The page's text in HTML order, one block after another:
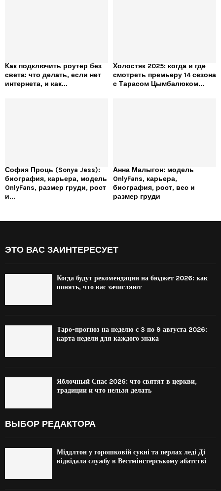
Как подключить роутер без
света: что делать, если нет
интернета, и как...
Холостяк 2025: когда и где
смотреть премьеру 14 сезона
с Тарасом Цымбалюком...
София Проць (Sonya Jess):
биография, карьера, модель
OnlyFans, размер груди, рост
и...
Анна Малыгон: модель
OnlyFans, карьера,
биография, рост, вес и
размер груди
ЭТО ВАС ЗАИНТЕРЕСУЕТ
Когда будут рекомендации на бюджет 2026: как
понять, что вас зачисляют
Таро-прогноз на неделю с 3 по 9 августа 2026:
карта недели для каждого знака
Яблочный Спас 2026: что святят в церкви,
традиции и что нельзя делать
ВЫБОР РЕДАКТОРА
Міддлтон у горошковій сукні та перлах леді Ді
відвідала службу в Вестмінстерському абатстві